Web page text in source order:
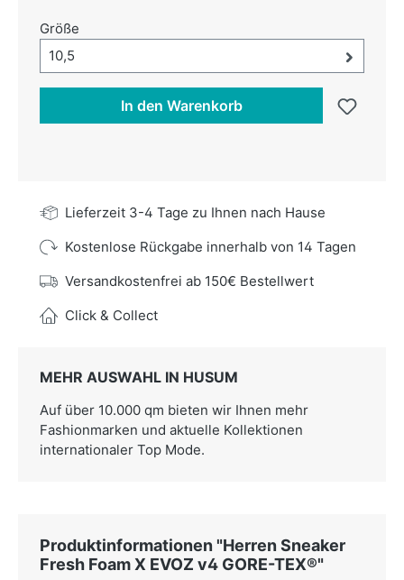
Größe
Größe-Auswahl öffnen, aktuell ausgewählt:
10,5
In den Warenkorb
Lieferzeit 3-4 Tage zu Ihnen nach Hause
Kostenlose Rückgabe innerhalb von 14 Tagen
Versandkostenfrei ab 150€ Bestellwert
Click & Collect
MEHR AUSWAHL IN HUSUM
Auf über 10.000 qm bieten wir Ihnen mehr
Fashionmarken und aktuelle Kollektionen
internationaler Top Mode.
Produktinformationen "Herren Sneaker
Fresh Foam X EVOZ v4 GORE-TEX®"